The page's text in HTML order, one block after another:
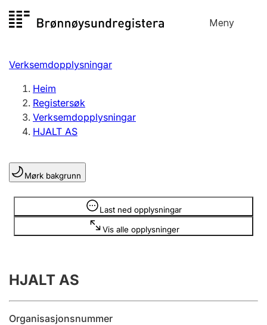
til
Meny
Registersøk
Aksjeselskap
Enkeltpersonføretak
Registrere, endre, slette
Lag og foreining
Registrere, endre, slette
Årsrekneskap
Innsending og forseinkingsgebyr
Verksemdopplysningar
Heim
Registersøk
Verksemdopplysningar
HJALT AS
Mørk bakgrunn
Last ned opplysningar
Vis alle opplysninger
Opplysninger er skjult
HJALT AS
Organisasjonsnummer